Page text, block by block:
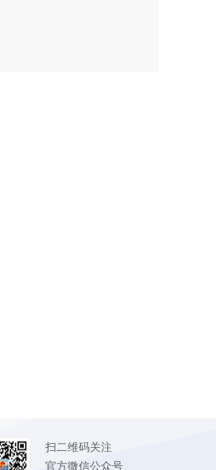
扫二维码关注
官方微信公众号